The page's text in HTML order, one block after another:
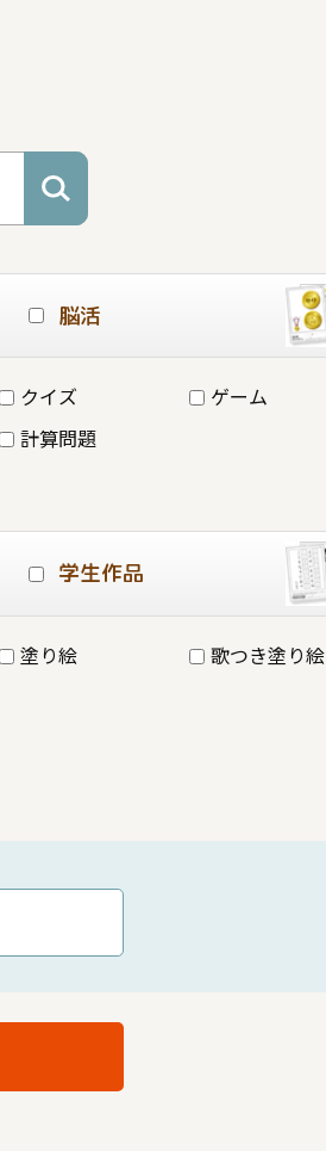
脳活
クイズ
ゲーム
計算問題
学生作品
塗り絵 歌つき塗り絵